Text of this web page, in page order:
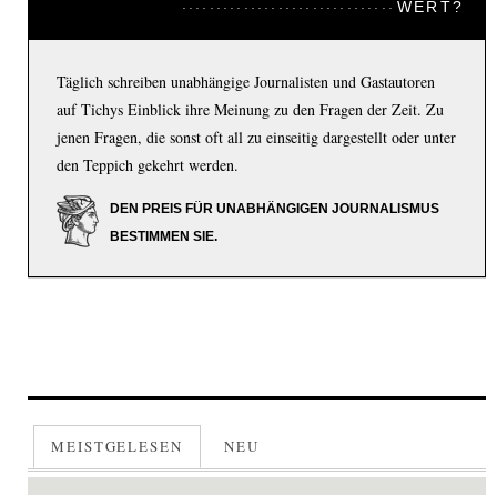
WERT?
Täglich schreiben unabhängige Journalisten und Gastautoren
auf Tichys Einblick ihre Meinung zu den Fragen der Zeit. Zu
jenen Fragen, die sonst oft all zu einseitig dargestellt oder unter
den Teppich gekehrt werden.
DEN PREIS FÜR UNABHÄNGIGEN JOURNALISMUS
BESTIMMEN SIE.
MEISTGELESEN NEU